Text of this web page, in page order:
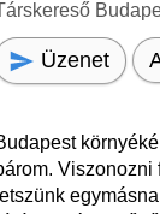
Üzenet
Viszonozni